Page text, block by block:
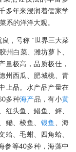
多年来浸润着儒家学
系的洋洋大观。
，号称 “世界三大菜
州白菜、潍坊萝卜、
量极高，品质极佳，
州西瓜、肥城桃、青
上品。水产品产量在
多种海产品，有小黄
、红头鱼、鲳鱼、鲆、
鳓、梭鱼、 银鱼
、海
蛤、毛蚶、四角蛤、
参等40多种，海藻中